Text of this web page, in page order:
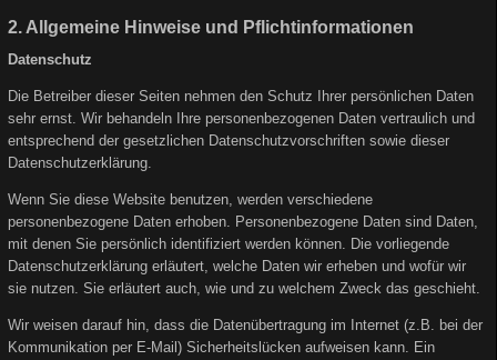
2. Allgemeine Hinweise und Pflichtinformationen
Datenschutz
Die Betreiber dieser Seiten nehmen den Schutz Ihrer persönlichen Daten
sehr ernst. Wir behandeln Ihre personenbezogenen Daten vertraulich und
entsprechend der gesetzlichen Datenschutzvorschriften sowie dieser
Datenschutzerklärung.
Wenn Sie diese Website benutzen, werden verschiedene
personenbezogene Daten erhoben. Personenbezogene Daten sind Daten,
mit denen Sie persönlich identifiziert werden können. Die vorliegende
Datenschutzerklärung erläutert, welche Daten wir erheben und wofür wir
sie nutzen. Sie erläutert auch, wie und zu welchem Zweck das geschieht.
Wir weisen darauf hin, dass die Datenübertragung im Internet (z.B. bei der
Kommunikation per E-Mail) Sicherheitslücken aufweisen kann. Ein